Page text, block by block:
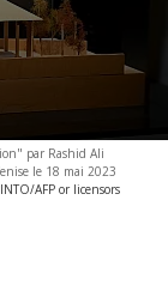
par Rashid Ali
le 18 mai 2023
AFP or licensors